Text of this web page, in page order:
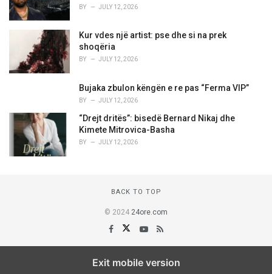
BY JULY 12, 2026
Kur vdes një artist: pse dhe si na prek
shoqëria
BY JULY 12, 2026
Bujaka zbulon këngën e re pas “Ferma VIP”
BY JULY 12, 2026
“Drejt dritës”: bisedë Bernard Nikaj dhe
Kimete Mitrovica-Basha
BY JULY 12, 2026
BACK TO TOP
© 2024 24ore.com
Exit mobile version